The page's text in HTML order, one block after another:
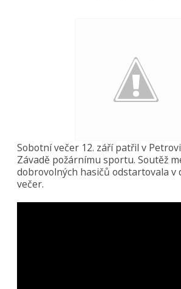
Sobotní večer 12. září patřil v
Závadě požárnímu sportu. Soutěž
dobrovolných hasičů odstartovala v
večer.